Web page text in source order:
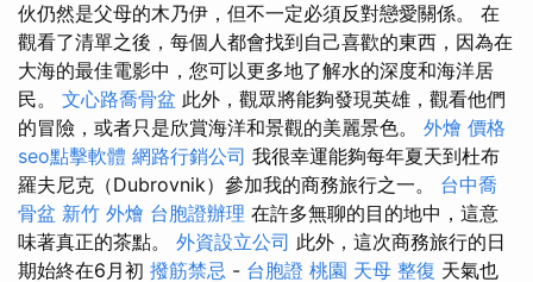
伙仍然是父母的木乃伊，但不一定必須反對戀愛關係。 在
觀看了清單之後，每個人都會找到自己喜歡的東西，因為在
大海的最佳電影中，您可以更多地了解水的深度和海洋居
民。 文心路喬骨盆 此外，觀眾將能夠發現英雄，觀看他們
的冒險，或者只是欣賞海洋和景觀的美麗景色。 外燴 價格
seo點擊軟體 網路行銷公司 我很幸運能夠每年夏天到杜布
羅夫尼克（Dubrovnik）參加我的商務旅行之一。 台中喬
骨盆 新竹 外燴 台胞證辦理 在許多無聊的目的地中，這意
味著真正的茶點。 外資設立公司 此外，這次商務旅行的日
期始終在6月初 撥筋禁忌 - 台胞證 桃園 天母 整復 天氣也